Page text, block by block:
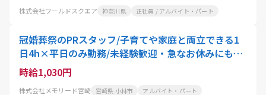
株式会社ワールドスクエア 神奈川県 正社員 / アルバイト・パート
冠婚葬祭のPRスタッフ/子育てや家庭と両立できる1
日4h×平日のみ勤務/未経験歓迎・急なお休みにも柔
軟対応
時給1,030円
株式会社メモリード宮崎 宮崎県 小林市 アルバイト・パート